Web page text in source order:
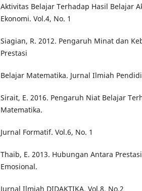
Aktivitas Belajar Terhadap Hasil Belajar
Ekonomi. Vol.4, No. 1
Siagian, R. 2012. Pengaruh Minat dan
Prestasi
Belajar Matematika. Jurnal Ilmiah
Sirait, E. 2016. Pengaruh Niat Belajar
Matematika.
Jurnal Formatif. Vol.6, No. 1
Thaib, E. 2013. Hubungan Antara
Emosional.
Jurnal Ilmiah DIDAKTIKA. Vol.8, No.2